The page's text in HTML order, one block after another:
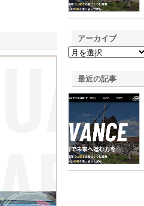
アーカイブ
最近の記事